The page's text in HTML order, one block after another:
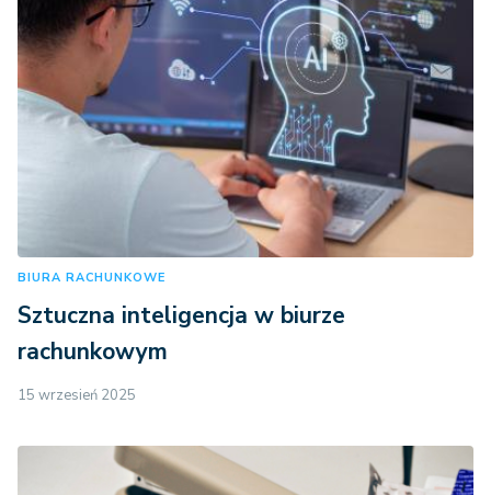
BIURA RACHUNKOWE
Sztuczna inteligencja w biurze
rachunkowym
15 wrzesień 2025